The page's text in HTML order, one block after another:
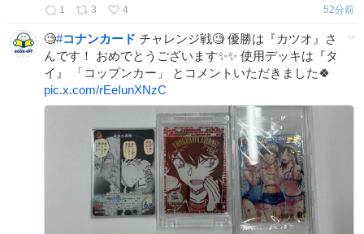
1
3 4 53分前
🧐#コナンカード チャレンジ戦🧐 優勝は『カツオ』さ
んです！ おめでとうございます✨✨ 使用デッキは『タ
イ』 「コップンカー」 とコメントいただきました🍀
pic.x.com/rEeIunXNzC